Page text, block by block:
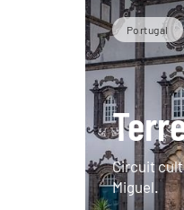
Portugal
Circuit
Miguel.